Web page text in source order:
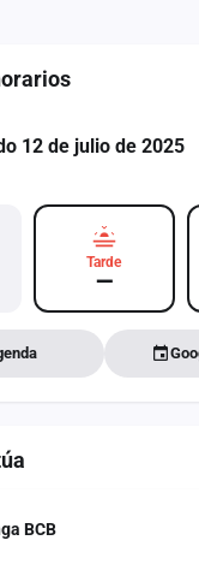
12 de julio de 2025
Tarde
—
BCB